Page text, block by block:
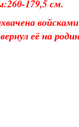
179,5 см.
её на